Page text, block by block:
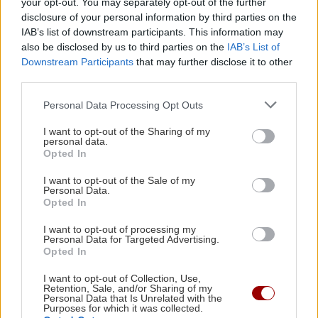
disclosure of your personal information by third parties on the
IAB’s list of downstream participants. This information may
also be disclosed by us to third parties on the IAB’s List of
Downstream Participants that may further disclose it to other
Personal Data Processing Opt Outs
I want to opt-out of the Sharing of my
personal data.
Opted In
I want to opt-out of the Sale of my
Personal Data.
Opted In
I want to opt-out of processing my
Personal Data for Targeted Advertising.
Opted In
I want to opt-out of Collection, Use,
Retention, Sale, and/or Sharing of my
Personal Data that Is Unrelated with the
Purposes for which it was collected.
ή τηλεφώνημα για φορολογικές εκκρεμότητες
21:35
ΕΛΛΑΔΑ
Κινηματογραφικός Τουρισμός: Η «Οδύσσεια»
φέρνει εκρηκτική άνοδο στις κρατήσεις
21:22
ΠΟΛΙΤΙΣΜΟΣ
Ναύπλιο: 7ο Φεστιβάλ παραδοσιακών χορών -
Μπούρτζι
21:10
ΠΕΡΙΣΣΟΤΕΡΑ
Οι "ήρωες της διπλανής πόρτας": Πώς ο
μυθολογία
ΠΕΡΙΣΣΟΤΕΡΑ
GOSSIP - LIFESTYLE
Μπρούκλιν Μπέκαμ: Εβρασε
μακαρόνια με θαλασσινό νερό
ΑΘΛΗΤΙΚΑ
ΑΕΚ: Φιλική τεσσάρα στην Καλλιθέα
πριν το Σούπερ Καπ με τον ΟΦΗ